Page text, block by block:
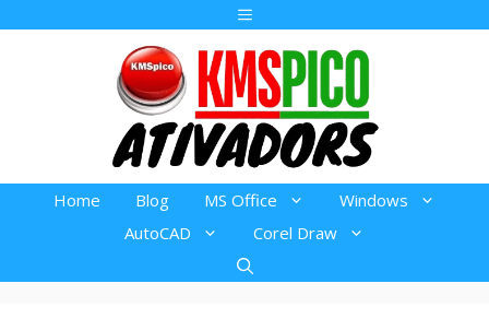
Menu
Home Blog MS Office
Windows
AutoCAD
Corel Draw